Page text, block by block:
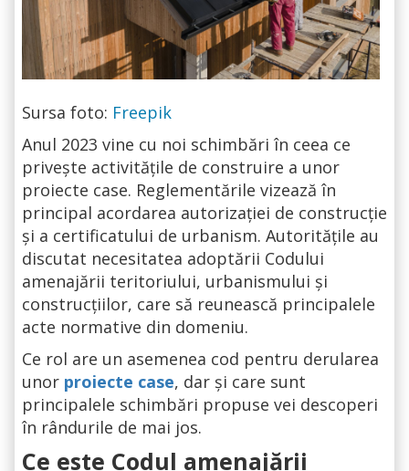
Sursa foto: Freepik
Anul 2023 vine cu noi schimbări în ceea ce
privește activitățile de construire a unor
proiecte case. Reglementările vizează în
principal acordarea autorizației de construcție
și a certificatului de urbanism. Autoritățile au
discutat necesitatea adoptării Codului
amenajării teritoriului, urbanismului și
construcțiilor, care să reunească principalele
acte normative din domeniu.
Ce rol are un asemenea cod pentru derularea
unor proiecte case, dar și care sunt
principalele schimbări propuse vei descoperi
în rândurile de mai jos.
Ce este Codul amenajării